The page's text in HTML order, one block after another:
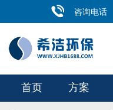
咨询电话
首页 方案